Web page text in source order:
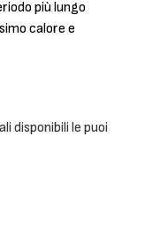
più lungo
calore e
disponibili le puoi